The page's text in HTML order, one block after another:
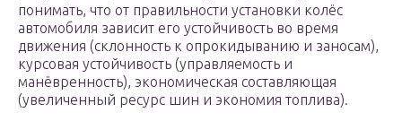
понимать, что от правильности установки колёс
автомобиля зависит его устойчивость во время
движения (склонность к опрокидыванию и заносам),
курсовая устойчивость (управляемость и
манёвренность), экономическая составляющая
(увеличенный ресурс шин и экономия топлива).